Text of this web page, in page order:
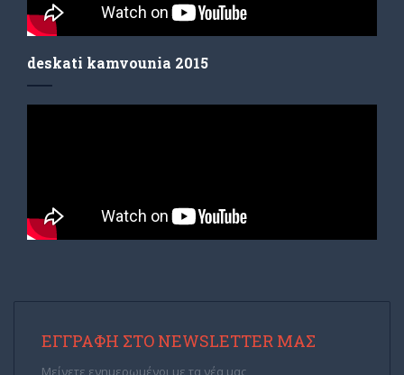
deskati kamvounia 2015
ΕΓΓΡΑΦΉ ΣΤΟ NEWSLETTER ΜΑΣ
Μείνετε ενημερωμένοι με τα νέα μας